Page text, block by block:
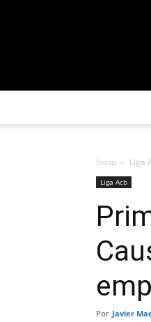
Inicio Liga
Liga Acb
Por Javier